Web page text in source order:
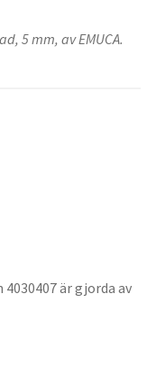
5 mm, av EMUCA.
är gjorda av